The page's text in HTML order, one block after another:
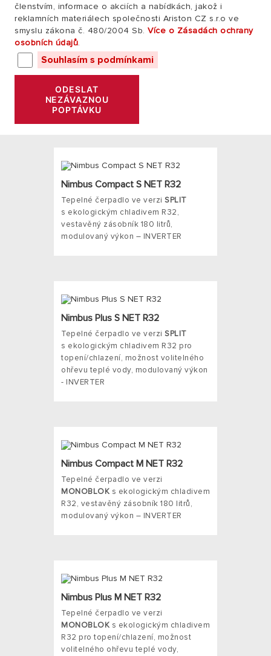
členstvím, informace o akciích a nabídkách, jakož i
reklamních materiálech společnosti Ariston CZ s.r.o ve
smyslu zákona č. 480/2004 Sb. Více o Zásadách ochrany
osobních údajů.
Souhlasím s podmínkami
ODESLAT
NEZÁVAZNOU
POPTÁVKU
Nimbus Compact S NET R32
Tepelné čerpadlo ve verzi SPLIT
s ekologickým chladivem R32,
vestavěný zásobník 180 litrů,
modulovaný výkon – INVERTER
Nimbus Plus S NET R32
Tepelné čerpadlo ve verzi SPLIT
s ekologickým chladivem R32 pro
topení/chlazení, možnost volitelného
ohřevu teplé vody, modulovaný výkon
- INVERTER
Nimbus Compact M NET R32
Tepelné čerpadlo ve verzi
MONOBLOK s ekologickým chladivem
R32, vestavěný zásobník 180 litrů,
modulovaný výkon – INVERTER
Nimbus Plus M NET R32
Tepelné čerpadlo ve verzi
MONOBLOK s ekologickým chladivem
R32 pro topení/chlazení, možnost
volitelného ohřevu teplé vody,